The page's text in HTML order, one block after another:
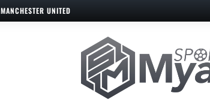
MANCHESTER UNITED